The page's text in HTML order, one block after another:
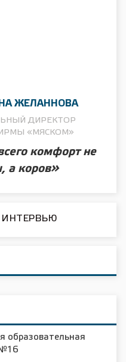
ЖЕЛАННОВА
ДИРЕКТОР
«МЯСКОМ»
комфорт не
а коров»
ИНТЕРВЬЮ
образовательная